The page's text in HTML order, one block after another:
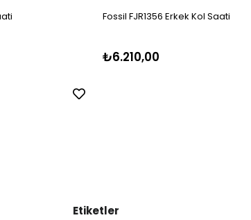
Fossil FJR1356 Erkek Kol Saati
₺6.210,00
Etiketler